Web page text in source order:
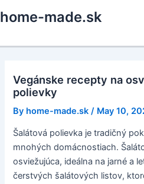
to
home-made.sk
Vegánske recepty na
polievky
By home-made.sk / May 10,
Šalátová polievka je tradičný
mnohých domácnostiach.
osviežujúca, ideálna na jarné a
čerstvých šalátových listov,